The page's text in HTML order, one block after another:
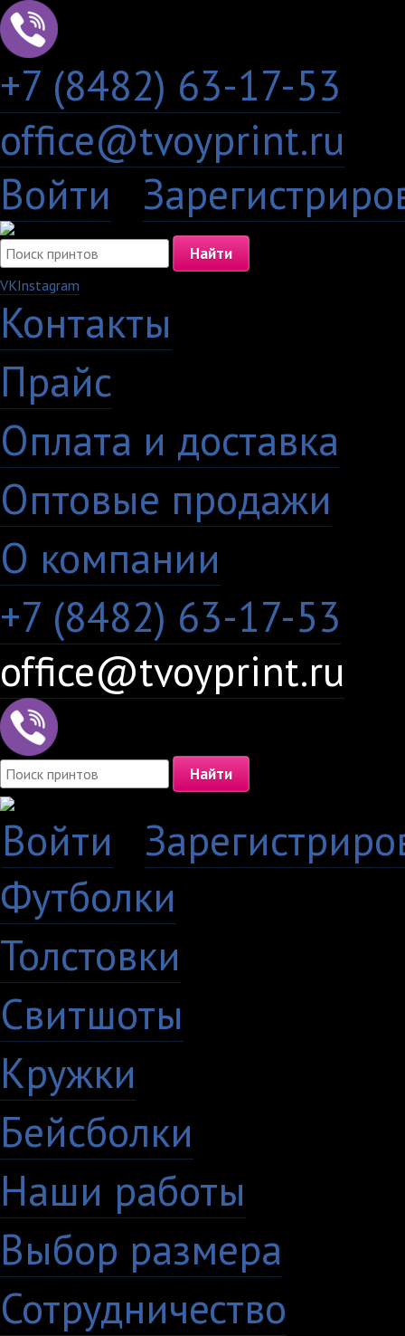
+7 (8482) 63-17-53
office@tvoyprint.ru
Войти
VKInstagram
Контакты
Прайс
Оплата и доставка
Оптовые продажи
О компании
+7 (8482) 63-17-53
office@tvoyprint.ru
Войти
Футболки
Толстовки
Свитшоты
Кружки
Бейсболки
Наши работы
Выбор размера
Сотрудничество